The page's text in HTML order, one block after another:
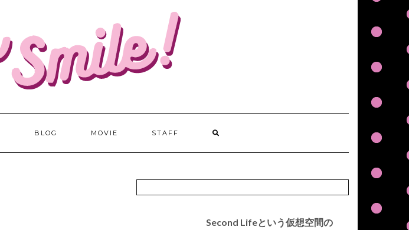
BLOG MOVIE STAFF
Second Lifeという仮想空間の